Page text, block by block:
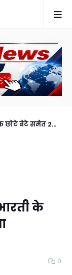
छोटे बेटे समेत 2
के
0